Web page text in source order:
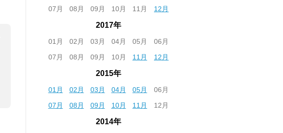
07月
08月 09月 10月 11月 12月
2017年
01月 02月 03月 04月 05月
06月
07月
08月 09月 10月 11月 12月
2015年
01月 02月 03月 04月 05月
06月
07月
08月 09月 10月 11月 12月
2014年